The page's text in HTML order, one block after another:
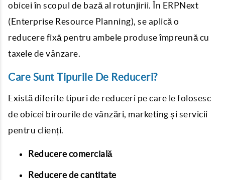
obicei în scopul de bază al rotunjirii. În ERPNext
(Enterprise Resource Planning), se aplică o
reducere fixă ​​pentru ambele produse împreună cu
taxele de vânzare.
Care Sunt Tipurile De Reduceri?
Există diferite tipuri de reduceri pe care le folosesc
de obicei birourile de vânzări, marketing și servicii
pentru clienți.
Reducere comercială
Reducere de cantitate